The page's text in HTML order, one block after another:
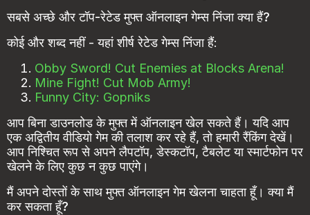
सबसे अच्छे और टॉप-रेटेड मुफ्त ऑनलाइन गेम्स निंजा क्या हैं?
कोई और शब्द नहीं - यहां शीर्ष रेटेड गेम्स निंजा हैं:
Obby Sword! Cut Enemies at Blocks Arena!
Mine Fight! Cut Mob Army!
Funny City: Gopniks
आप बिना डाउनलोड के मुफ्त में ऑनलाइन खेल सकते हैं। यदि आप
एक अद्वितीय वीडियो गेम की तलाश कर रहे हैं, तो हमारी रैंकिंग देखें।
आप निश्चित रूप से अपने लैपटॉप, डेस्कटॉप, टैबलेट या स्मार्टफोन पर
खेलने के लिए कुछ न कुछ पाएंगे।
मैं अपने दोस्तों के साथ मुफ्त ऑनलाइन गेम खेलना चाहता हूँ। क्या मैं
कर सकता हूँ?